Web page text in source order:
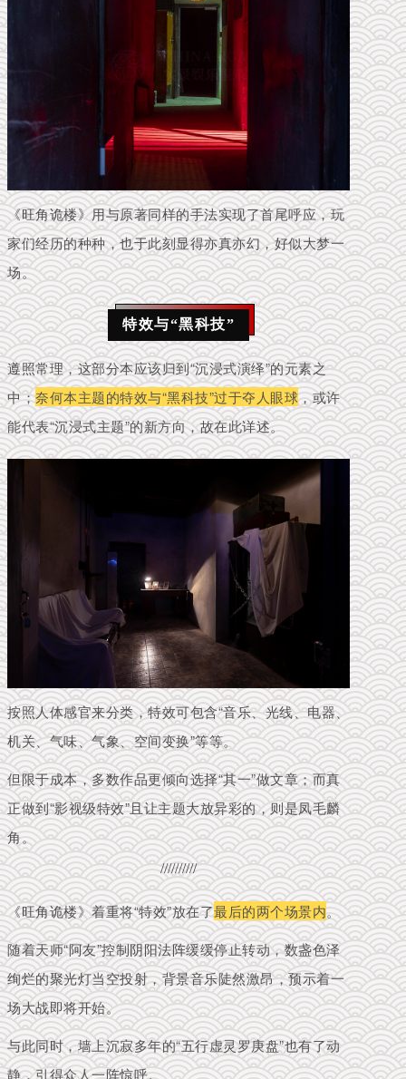
《旺角诡楼》用与原著同样的手法实现了首尾呼应，玩
家们经历的种种，也于此刻显得亦真亦幻，好似大梦一
场。
特效与“黑科技”
遵照常理，这部分本应该归到“沉浸式演绎”的元素之
中；奈何本主题的特效与“黑科技”过于夺人眼球，或许
能代表“沉浸式主题”的新方向，故在此详述。
按照人体感官来分类，特效可包含“音乐、光线、电器、
机关、气味、气象、空间变换”等等。
但限于成本，多数作品更倾向选择“其一”做文章；而真
正做到“影视级特效”且让主题大放异彩的，则是凤毛麟
角。
//////////
《旺角诡楼》着重将“特效”放在了最后的两个场景内。
随着天师“阿友”控制阴阳法阵缓缓停止转动，数盏色泽
绚烂的聚光灯当空投射，背景音乐陡然激昂，预示着一
场大战即将开始。
与此同时，墙上沉寂多年的“五行虚灵罗庚盘”也有了动
静，引得众人一阵惊呼。